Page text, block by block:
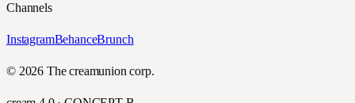
Channels
InstagramBehanceBrunch
© 2026 The creamunion corp.